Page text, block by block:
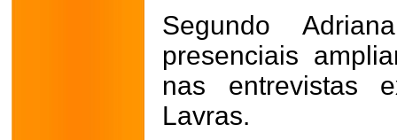
Segundo
presenciais
nas entrevistas
Lavras.